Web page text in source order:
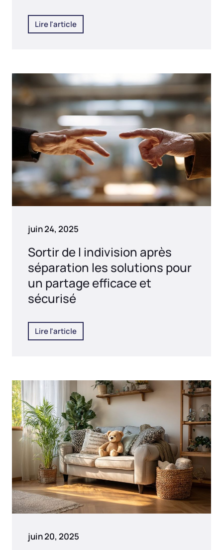
Lire l'article
juin 24, 2025
Sortir de l indivision après
séparation les solutions pour
un partage efficace et
sécurisé
Lire l'article
juin 20, 2025